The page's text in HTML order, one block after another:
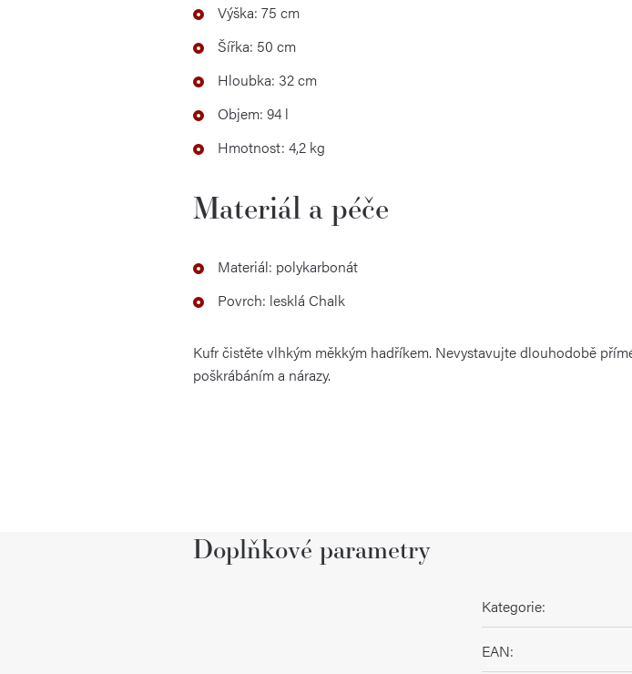
Výška: 75 cm
Šířka: 50 cm
Hloubka: 32 cm
Objem: 94 l
Hmotnost: 4,2 kg
Materiál a péče
Materiál: polykarbonát
Povrch: lesklá Chalk
Kufr čistěte vlhkým měkkým hadříkem. Nevystavujte dlouhodobě
poškrábáním a nárazy.
Doplňkové parametry
Kategorie:
EAN: